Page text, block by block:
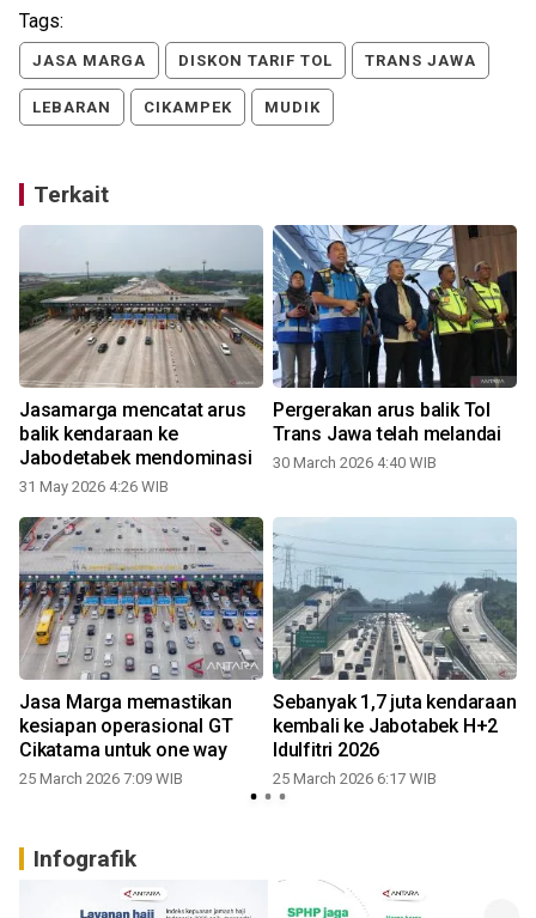
Tags:
JASA MARGA DISKON TARIF TOL TRANS JAWA
LEBARAN CIKAMPEK MUDIK
Terkait
Jasamarga mencatat arus
balik kendaraan ke
Jabodetabek mendominasi
31 May 2026 4:26 WIB
Pergerakan arus balik Tol
Trans Jawa telah melandai
30 March 2026 4:40 WIB
Jasa Marga memastikan
kesiapan operasional GT
Cikatama untuk one way
25 March 2026 7:09 WIB
Sebanyak 1,7 juta kendaraan
kembali ke Jabotabek H+2
Idulfitri 2026
25 March 2026 6:17 WIB
Infografik